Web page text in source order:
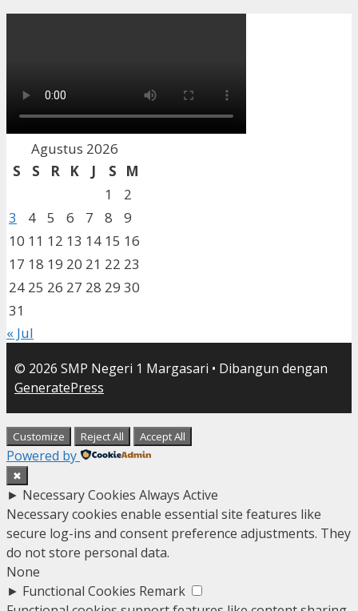
Agustus 2026
S
S R K J S
M
1
2
3
4 5 6 7 8
9
10 11 12 13 14 15 16
17 18 19 20 21 22 23
24 25 26 27 28 29 30
31
« Jul
© 2026 SMP Negeri 1 Margasari • Dibangun dengan
GeneratePress
Customize Reject All Accept All
Powered by
✖
► Necessary Cookies Always Active
Necessary cookies enable essential site features like
secure log-ins and consent preference adjustments. They
do not store personal data.
None
► Functional Cookies Remark